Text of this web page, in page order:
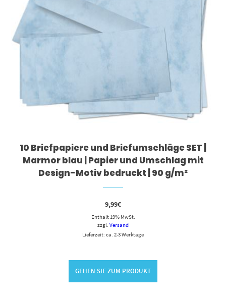
10 Briefpapiere und Briefumschläge SET |
Marmor blau | Papier und Umschlag mit
Design-Motiv bedruckt | 90 g/m²
9,99€
Enthält 19% MwSt.
zzgl. Versand
Lieferzeit: ca. 2-3 Werktage
GEHEN SIE ZUM PRODUKT